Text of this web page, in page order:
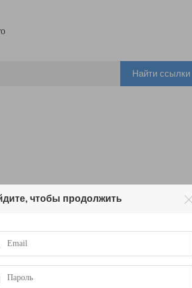
Найти ссылки
чтобы продолжить
Email
Пароль